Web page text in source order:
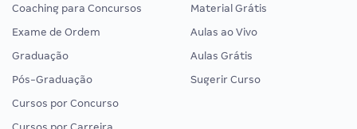
Coaching para Concursos
Exame de Ordem
Graduação
Pós-Graduação
Cursos por Concurso
Material Grátis
Aulas ao Vivo
Aulas Grátis
Sugerir Curso